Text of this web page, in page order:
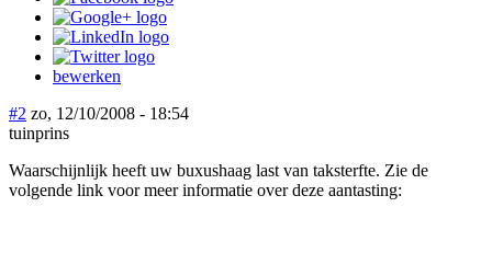
bewerken
#2 zo, 12/10/2008 - 18:54
tuinprins
Waarschijnlijk heeft uw buxushaag last van taksterfte. Zie de
volgende link voor meer informatie over deze aantasting: